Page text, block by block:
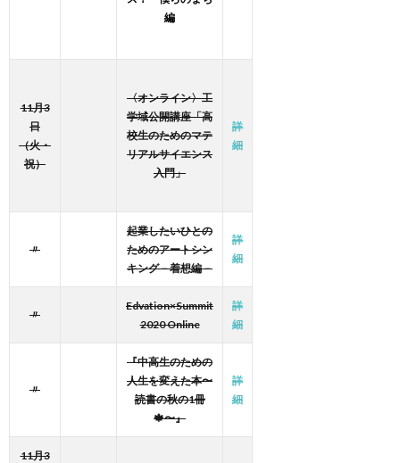
編
11月3
日
（火・
祝）
〈オンライン〉工
学域公開講座「高
校生のためのマテ
リアルサイエンス
入門」
詳
細
〃
起業したいひとの
ためのアートシン
キング－着想編－
詳
細
〃
Edvation×Summit
2020 Online
詳
細
〃
『中高生のための
人生を変えた本〜
読書の秋の1冊
🍁〜』
詳
細
11月3